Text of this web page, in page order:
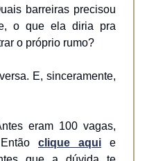
barreiras precisou
o que ela diria pra
o próprio rumo?
E, sinceramente,
eram 100 vagas,
clique aqui e